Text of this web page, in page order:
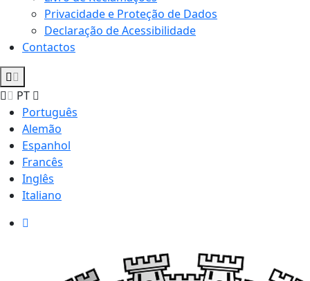
Privacidade e Proteção de Dados
Declaração de Acessibilidade
Contactos
PT
Português
Alemão
Espanhol
Francês
Inglês
Italiano